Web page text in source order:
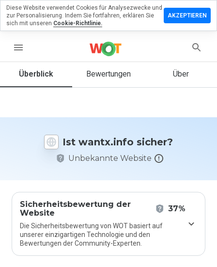
menu
Überblick Bewertungen Über
Ist wantx.info sicher?
Unbekannte Website
Sicherheitsbewertung der
Website
37%
Die Sicherheitsbewertung von WOT basiert auf
unserer einzigartigen Technologie und den
Bewertungen der Community-Experten.
eine
würden
Diese Website verwendet Cookies für Analysezwecke und
zur Personalisierung. Indem Sie fortfahren, erklären Sie
sich mit unseren Cookie-Richtlinie.
AKZEPTIEREN